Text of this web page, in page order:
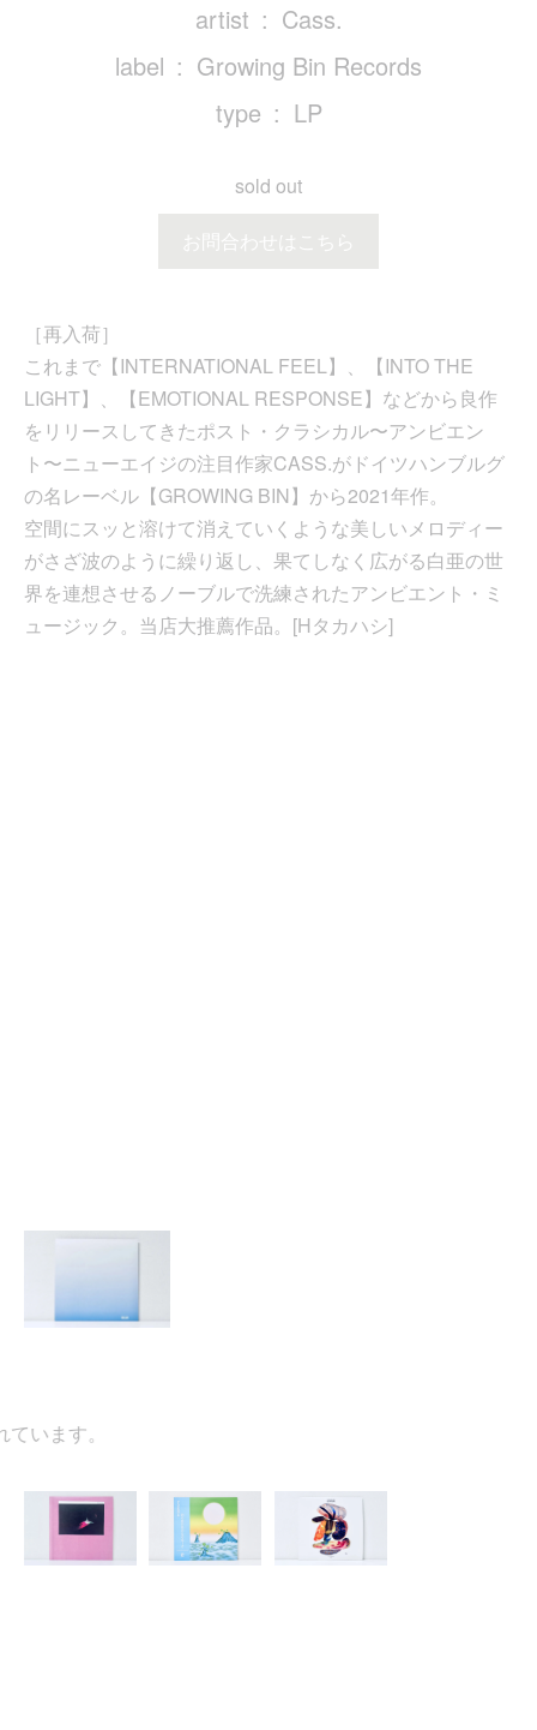
artist
Cass.
label
Growing Bin Records
type
LP
sold out
お問合わせはこちら
［再入荷］
これまで【INTERNATIONAL FEEL】、【INTO THE
LIGHT】、【EMOTIONAL RESPONSE】などから良作
をリリースしてきたポスト・クラシカル〜アンビエン
ト〜ニューエイジの注目作家CASS.がドイツハンブルグ
の名レーベル【GROWING BIN】から2021年作。
空間にスッと溶けて消えていくような美しいメロディー
がさざ波のように繰り返し、果てしなく広がる白亜の世
界を連想させるノーブルで洗練されたアンビエント・ミ
ュージック。当店大推薦作品。[Hタカハシ]
ます。